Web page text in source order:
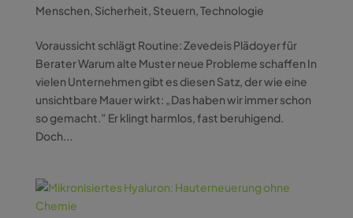
Menschen, Sicherheit, Steuern,Technologie
Voraussicht schlägt Routine: Zevedeis Plädoyer für
Berater Warum alte Muster neue Probleme schaffen In
vielen Unternehmen gibt es diesen Satz, der wie eine
unsichtbare Mauer wirkt: „Das haben wir immer schon
so gemacht.” Er klingt harmlos, fast beruhigend.
Doch...